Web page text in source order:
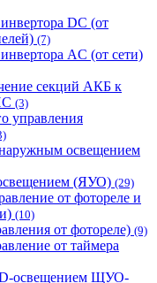
DC (от
(7)
AC (от сети)
секций АКБ к
(3)
управления
освещением
(ЯУО) (29)
от фотореле и
(10)
от фотореле) (9)
от таймера
освещением ЩУО-